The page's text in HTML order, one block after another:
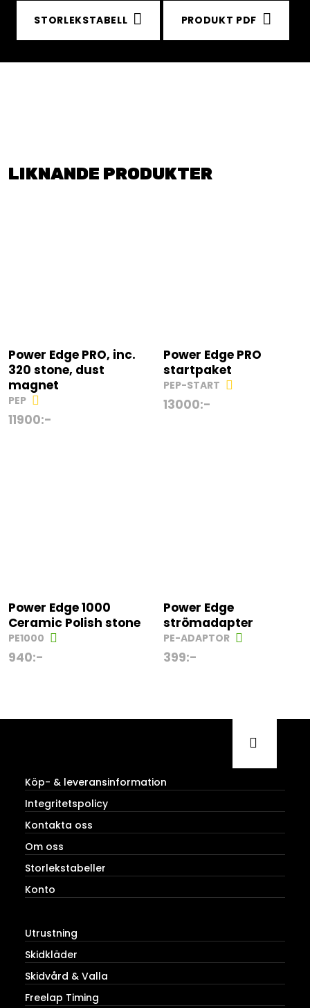
STORLEKSTABELL PRODUKT PDF
LIKNANDE PRODUKTER
Power Edge PRO, inc.
320 stone, dust
magnet
PEP
11900:-
Power Edge PRO
startpaket
PEP-START
13000:-
Power Edge 1000
Ceramic Polish stone
PE1000
940:-
Power Edge
strömadapter
PE-ADAPTOR
399:-
Köp- & leveransinformation
Integritetspolicy
Kontakta oss
Om oss
Storlekstabeller
Konto
Utrustning
Skidkläder
Skidvård & Valla
Freelap Timing